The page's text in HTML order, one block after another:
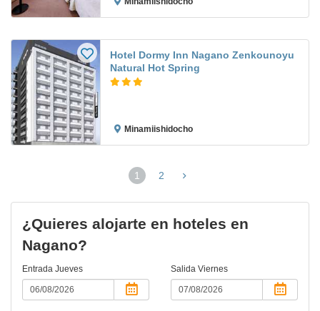
Hotel Dormy Inn Nagano Zenkounoyu
Natural Hot Spring
Minamiishidocho
1
(página
2
¿Quieres alojarte en hoteles en
Nagano?
Entrada Jueves Salida Viernes